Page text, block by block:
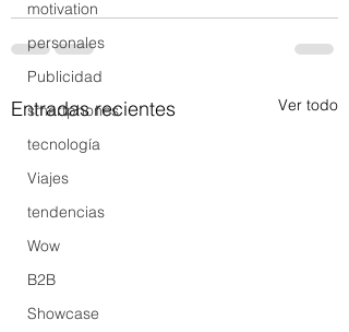
motivation
personales
Publicidad
smartphones
tecnología
Viajes
tendencias
Wow
B2B
Showcase
Entradas recientes Ver todo